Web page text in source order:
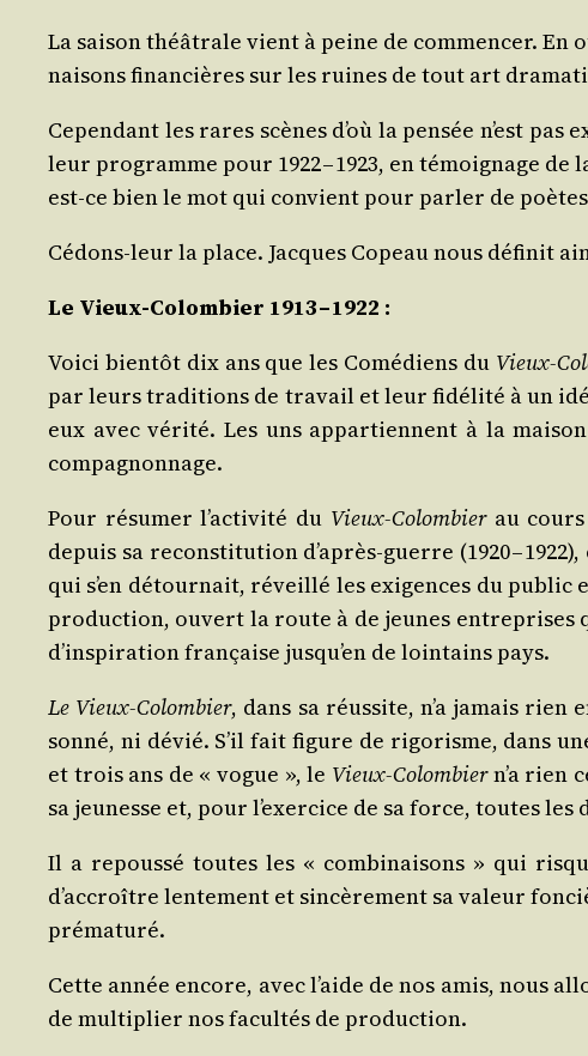
La sai­son théâ­trale vient à peine de com­men­cer.
nai­sons finan­cières sur les ruines de tout art
Cepen­dant les rares scènes d’où la pen­sée n’est
leur pro­gramme pour 1922 – 1923, en témoi­gnage
est-ce bien le mot qui convient pour par­ler de
Cédons-leur la place. Jacques Copeau nous défi­nit
Le Vieux-Colom­bier 1913 – 1922 :
Voi­ci bien­tôt dix ans que les Comé­diens du Vieux-
par leurs tra­di­tions de tra­vail et leur fidé­li­té à un
eux avec véri­té. Les uns appar­tiennent à la
compagnonnage.
Pour résu­mer l’activité du Vieux-Colom­bierau cours
depuis sa recons­ti­tu­tion d’après-guerre (1920 –
qui s’en détour­nait, réveillé les exi­gences du
pro­duc­tion, ouvert la route à de jeunes
d’inspiration fran­çaise jusqu’en de loin­tains pays.
Le Vieux-Colom­bier, dans sa réus­site, n’a jamais
son­né, ni dévié. S’il fait figure de rigo­risme, dans
et trois ans de « vogue », le Vieux-Colom­biern’a rien
sa jeu­nesse et, pour l’exercice de sa force, toutes
Il a repous­sé toutes les « com­bi­nai­sons » qui
d’accroître len­te­ment et sin­cè­re­ment sa valeur
prématuré.
Cette année encore, avec l’aide de nos amis,
de mul­ti­plier nos facul­tés de production.